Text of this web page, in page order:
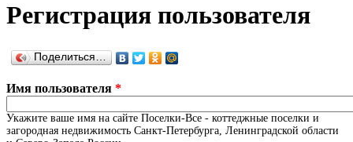
Регистрация пользователя
Поделиться…
Имя пользователя *
Укажите ваше имя на сайте Поселки-Все - коттеджные поселки и
загородная недвижимость Санкт-Петербурга, Ленинградской области